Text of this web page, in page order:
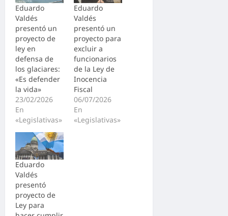
Eduardo
Valdés
presentó un
proyecto de
ley en
defensa de
los glaciares:
«Es defender
la vida»
23/02/2026
En
«Legislativas»
Eduardo
Valdés
presentó un
proyecto para
excluir a
funcionarios
de la Ley de
Inocencia
Fiscal
06/07/2026
En
«Legislativas»
Eduardo
Valdés
presentó
proyecto de
Ley para